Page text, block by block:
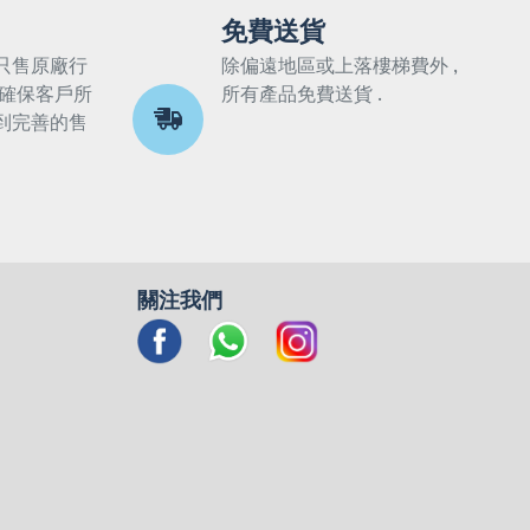
售原廠行
保客戶所
完善的售
免費送貨
除偏遠地區或上落樓梯費外 ,
所有產品免費送貨 .
關注我們